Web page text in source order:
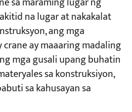
na lugar at nakakalat
ang mga
ay maaaring madaling
mga gusali upang buhatin
sa konstruksiyon,
sa kahusayan sa